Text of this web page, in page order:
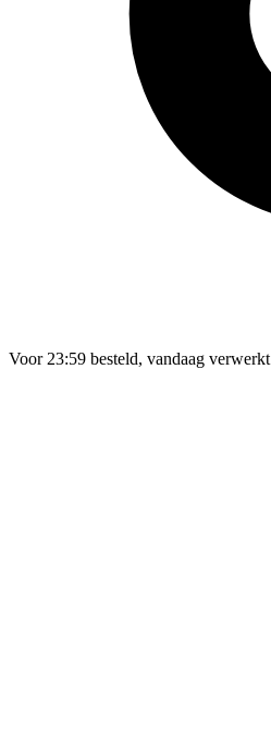
Voor 23:59 besteld, vandaag verwerkt